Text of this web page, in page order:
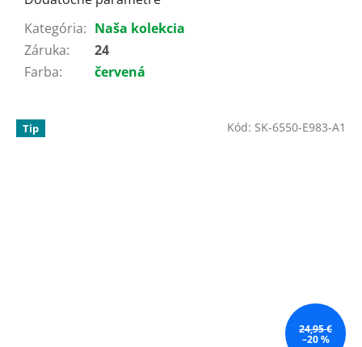
Kategória: Naša kolekcia
Záruka:
24
Farba: červená
Tip
24,95 €
–20 %
Kód: SK-6550-E983-A1